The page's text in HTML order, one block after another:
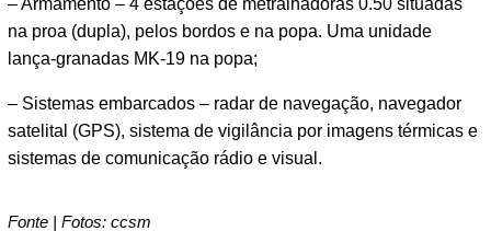
na proa (dupla), pelos bordos e na popa. Uma unidade
lança-granadas MK-19 na popa;
– Sistemas embarcados – radar de navegação, navegador
satelital (GPS), sistema de vigilância por imagens térmicas e
sistemas de comunicação rádio e visual.
Fonte | Fotos: ccsm